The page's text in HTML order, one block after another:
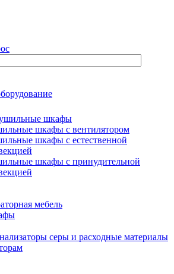
шкафы
шкафы с вентилятором
шкафы с естественной
шкафы с принудительной
мебель
серы и расходные материалы